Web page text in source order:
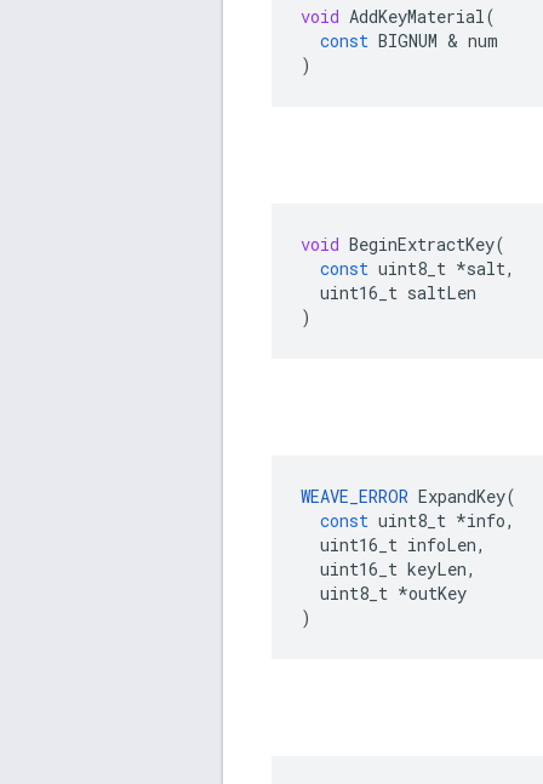
void AddKeyMaterial(
const BIGNUM & num
)
void BeginExtractKey(
const uint8_t *salt,
uint16_t saltLen
)
WEAVE_ERROR ExpandKey(
const uint8_t *info,
uint16_t infoLen,
uint16_t keyLen,
uint8_t *outKey
)